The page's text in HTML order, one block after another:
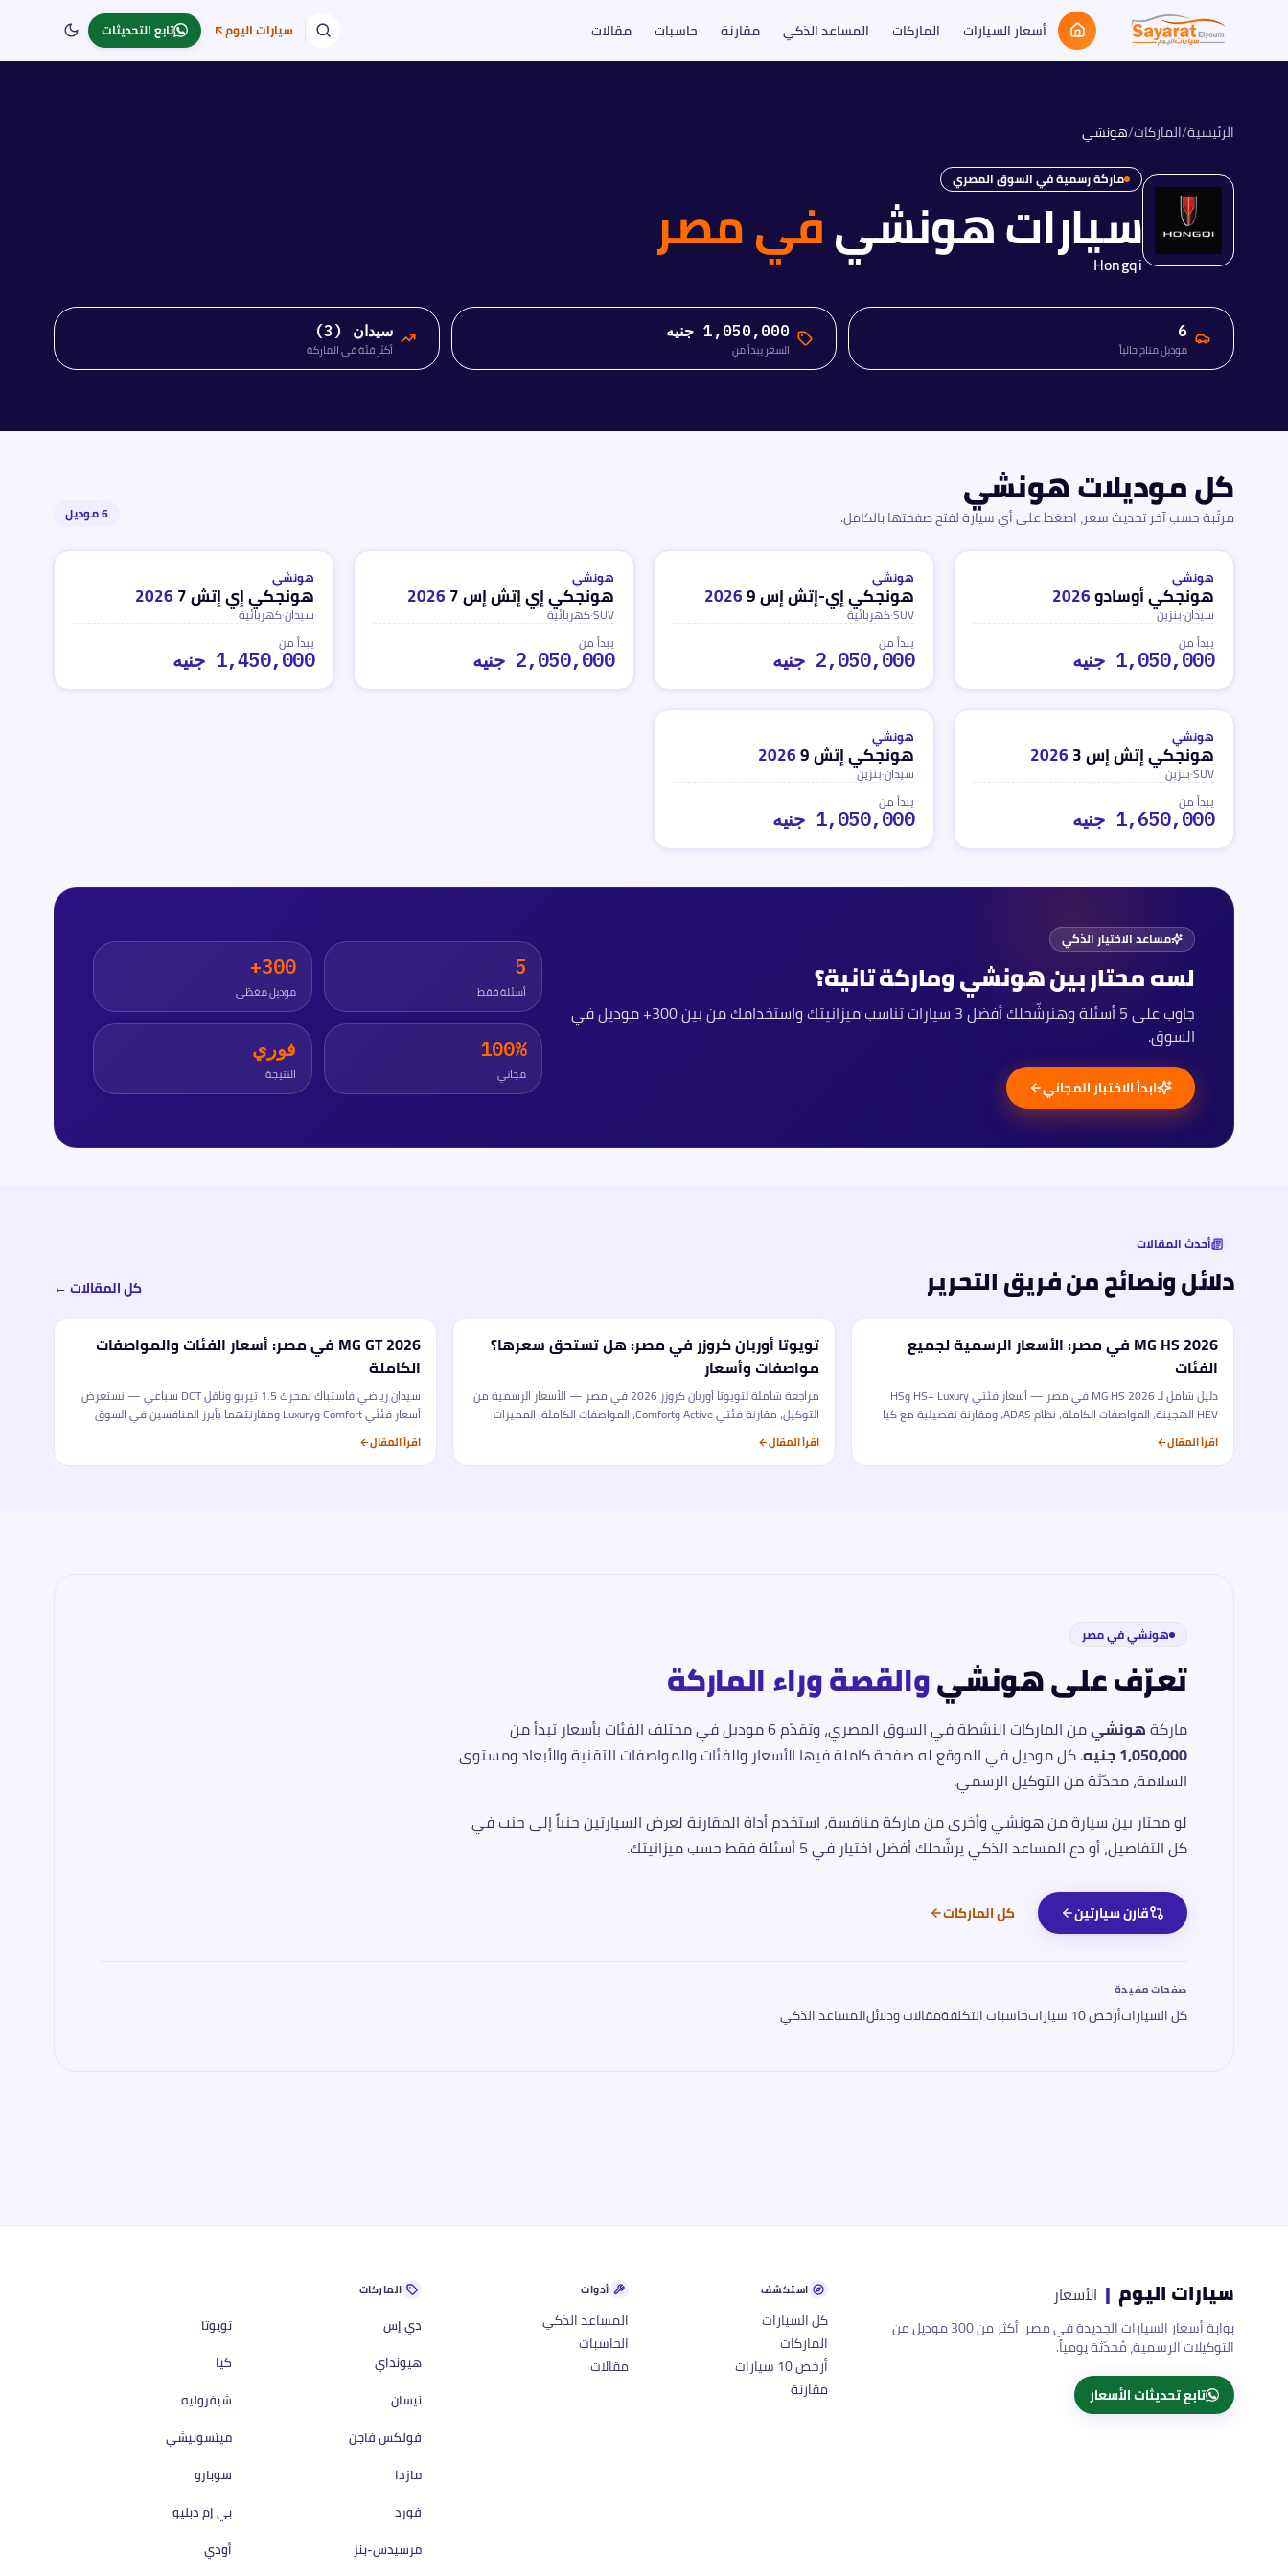
أسعار السيارات الماركات المساعد الذكي مقارنة حاسبات مقالات سيارات اليوم تابع التحديثات
الرئيسية/الماركات/هونشي
ماركة رسمية في السوق المصري
سياراتهونشيفي مصر Hongqi
6
موديل متاح حالياً
1,050,000 جنيه
السعر يبدأ من
سيدان (3)
أكثر فئة في الماركة
كل موديلاتهونشي
مرتّبة حسب آخر تحديث سعر، اضغط على أي سيارة لفتح صفحتها بالكامل. 6موديل
همحدثمنذ 3 أشهر
بنزين
هونشي
هونجكي أوسادو2026
سيدان·بنزين
يبدأ من
1,050,000 جنيه
همحدثمنذ 3 أشهر
كهربائية
هونشي
هونجكي إي-إتش إس 9 2026
SUV
·كهربائية
يبدأ من
2,050,000 جنيه
همحدثمنذ 3 أشهر
هونشي
هونجكي إي إتش إس 7 2026
SUV
·كهربائية
يبدأ من
2,050,000 جنيه
همحدثمنذ 3 أشهر
هونشي
هونجكي إي إتش 7 2026
سيدان·كهربائية
يبدأ من
1,450,000 جنيه
همحدثمنذ 3 أشهر
بنزين
هونشي
هونجكي إتش إس 3 2026
SUV
·بنزين
يبدأ من
1,650,000 جنيه
همحدثمنذ 3 أشهر
بنزين
هونشي
هونجكي إتش 9 2026
سيدان·بنزين
يبدأ من
1,050,000 جنيه
مساعد الاختيار الذكي
لسه محتار بينهونشيوماركة تانية؟
جاوب على 5 أسئلة وهنرشّحلك أفضل 3 سيارات تناسب ميزانيتك واستخدامك من بين 300+ موديل في
السوق.
ابدأ الاختبار المجاني
5
أسئلة فقط
300+
موديل مغطّى
100%
مجاني
فوري
النتيجة
أحدث المقالات
دلائل ونصائح من فريق التحرير كل المقالات ←
تحليل
MG HS 2026 في مصر: الأسعار الرسمية لجميع
الفئات
دليل شامل لـ MG HS 2026 في مصر — أسعار فئتي HS+ Luxury وHS
HEV الهجينة، المواصفات الكاملة، نظام ADAS، ومقارنة تفصيلية مع كيا
سبورتاج وهيونداي توسان. كل ما تحتاجه قبل الشراء.
اقرأ المقال
تحليل
تويوتا أوربان كروزر في مصر: هل تستحق سعرها؟
مواصفات وأسعار
مراجعة شاملة لتويوتا أوربان كروزر 2026 في مصر — الأسعار الرسمية من
التوكيل، مقارنة فئتي Active وComfort، المواصفات الكاملة، المميزات
والعيوب، ومقارنتها بأبرز المنافسين في سوق الكروس أوفر المدمجة.
اقرأ المقال
تحليل
MG GT 2026 في مصر: أسعار الفئات والمواصفات
الكاملة
سيدان رياضي فاستباك بمحرك 1.5 تيربو وناقل DCT سباعي — نستعرض
أسعار فئتَي Comfort وLuxury ومقارنتهما بأبرز المنافسين في السوق
المصري.
اقرأ المقال
هونشيفي مصر
تعرّف علىهونشيوالقصة وراء الماركة
ماركةهونشيمن الماركات النشطة في السوق المصري، وتقدّم6موديل في مختلف الفئات بأسعار تبدأ من
1,050,000 جنيه
. كل موديل في الموقع له صفحة كاملة فيها الأسعار والفئات والمواصفات التقنية والأبعاد ومستوى
السلامة، محدّثة من التوكيل الرسمي.
لو محتار بين سيارة منهونشيوأخرى من ماركة منافسة، استخدم أداة المقارنة لعرض السيارتين جنباً إلى جنب في
كل التفاصيل، أو دع المساعد الذكي يرشّحلك أفضل اختيار في 5 أسئلة فقط حسب ميزانيتك.
قارن سيارتين كل الماركات
صفحات مفيدة
كل السياراتأرخص 10 سيارات حاسبات التكلفةمقالات ودلائلالمساعد الذكي
سيارات اليوم | الأسعار
بوابة أسعار السيارات الجديدة في مصر: أكثر من 300 موديل من
التوكيلات الرسمية، مُحدّثة يومياً.
تابع تحديثات الأسعار
استكشف
كل السيارات
الماركات
أرخص 10 سيارات
مقارنة
أدوات
المساعد الذكي
الحاسبات
مقالات
الماركات
دي إس
تويوتا
هيونداي
كيا
نيسان
شيفروليه
فولكس فاجن
ميتسوبيشي
مازدا
سوبارو
فورد
بي إم دبليو
مرسيدس-بنز
أودي